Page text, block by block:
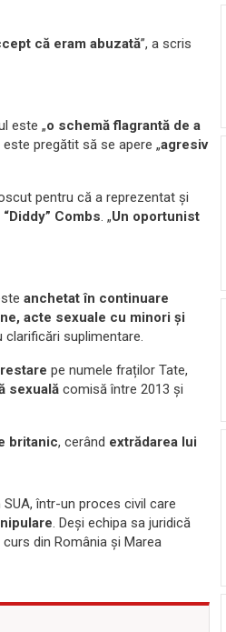
că eram abuzată”, a scris
este „o schemă flagrantă de a
pregătit să se apere „agresiv
pentru că a reprezentat și
Combs. „Un oportunist
anchetat în continuare
acte sexuale cu minori și
suplimentare.
pe numele fraților Tate,
sexuală comisă între 2013 și
britanic, cerând extrădarea lui
într-un proces civil care
. Deși echipa sa juridică
din România și Marea